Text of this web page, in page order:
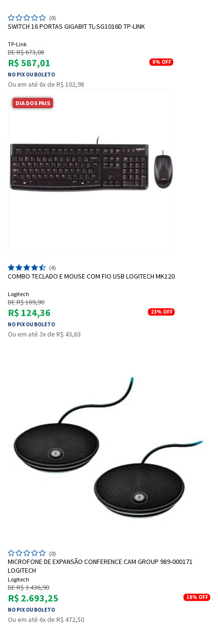
(0)
SWITCH 16 PORTAS GIGABIT TL-SG1016D TP-LINK
TP-Link
DE R$ 673,08
R$ 587,01
NO PIX OU BOLETO
8% OFF
Ou em até 6x de R$ 102,98
DIA DOS PAIS
(4)
COMBO TECLADO E MOUSE COM FIO USB LOGITECH MK120
Logitech
DE R$ 169,90
R$ 124,36
NO PIX OU BOLETO
23% OFF
Ou em até 3x de R$ 43,63
(0)
MICROFONE DE EXPANSÃO CONFERENCE CAM GROUP 989-000171
LOGITECH
Logitech
DE R$ 3.436,90
R$ 2.693,25
NO PIX OU BOLETO
18% OFF
Ou em até 6x de R$ 472,50